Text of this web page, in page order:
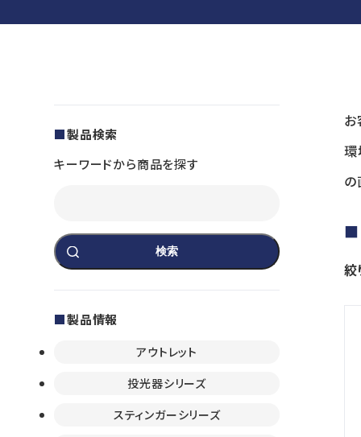
製品検索
キーワードから商品を探す
検索
製品情報
アウトレット
投光器シリーズ
スティンガーシリーズ
お
環
の
絞